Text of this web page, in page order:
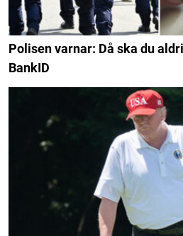
Polisen varnar: Då ska du
BankID